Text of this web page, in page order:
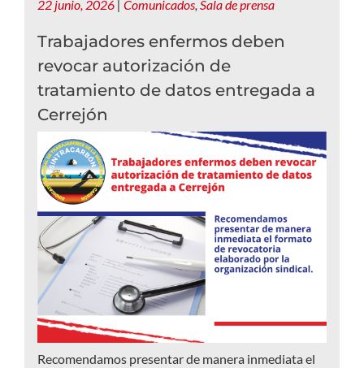
22 junio, 2026 | Comunicados Sala de prensa
Trabajadores enfermos deben
revocar autorización de
tratamiento de datos entregada a
Cerrejón
Recomendamos presentar de manera inmediata el